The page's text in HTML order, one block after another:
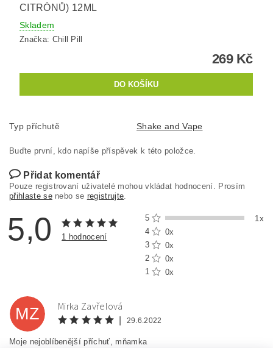
CITRÓNŮ) 12ML
Skladem
Značka: Chill Pill
269 Kč
Typ příchutě Shake and Vape
Buďte první, kdo napíše příspěvek k této položce.
Přidat komentář
Pouze registrovaní uživatelé mohou vkládat hodnocení. Prosím
přihlaste senebo se registrujte.
5,0 1 hodnocení
5
1x
4
0x
3
0x
2
0x
1
0x
MZ Mirka Zavřelová
29.6.2022
Moje nejoblíbenější příchuť, mňamka